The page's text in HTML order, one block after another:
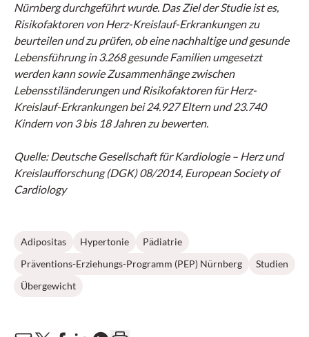
Nürnberg durchgeführt wurde. Das Ziel der Studie ist es,
Risikofaktoren von Herz-Kreislauf-Erkrankungen zu
beurteilen und zu prüfen, ob eine nachhaltige und gesunde
Lebensführung in 3.268 gesunde Familien umgesetzt
werden kann sowie Zusammenhänge zwischen
Lebensstiländerungen und Risikofaktoren für Herz-
Kreislauf-Erkrankungen bei 24.927 Eltern und 23.740
Kindern von 3 bis 18 Jahren zu bewerten.
Quelle: Deutsche Gesellschaft für Kardiologie – Herz und
Kreislaufforschung (DGK) 08/2014, European Society of
Cardiology
Adipositas Hypertonie
Pädiatrie
Präventions-Erziehungs-Programm (PEP) Nürnberg
Studien
Übergewicht